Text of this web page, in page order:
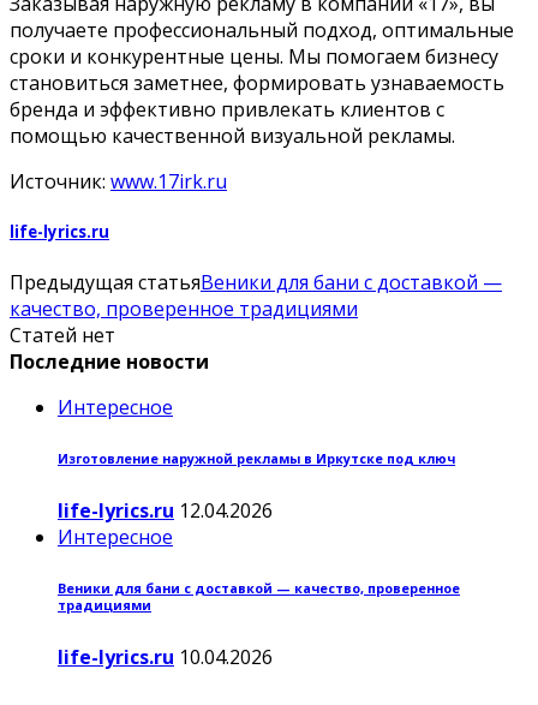
получаете профессиональный подход, оптимальные
сроки и конкурентные цены. Мы помогаем бизнесу
становиться заметнее, формировать узнаваемость
бренда и эффективно привлекать клиентов с
помощью качественной визуальной рекламы.
Источник: www.17irk.ru
life-lyrics.ru
Предыдущая статьяВеники для бани с доставкой —
качество, проверенное традициями
Статей нет
Последние новости
Интересное
Изготовление наружной рекламы в Иркутске под ключ
life-lyrics.ru 12.04.2026
Интересное
Веники для бани с доставкой — качество, проверенное
традициями
life-lyrics.ru 10.04.2026